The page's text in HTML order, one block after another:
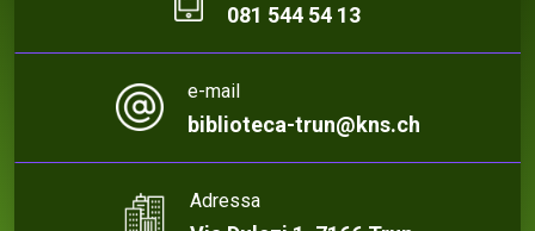
081 544 54 13
e-mail
biblioteca-trun@kns.ch
Adressa